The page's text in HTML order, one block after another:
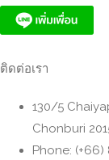
ติดต่อเรา
130/5
Chonburi
Phone: